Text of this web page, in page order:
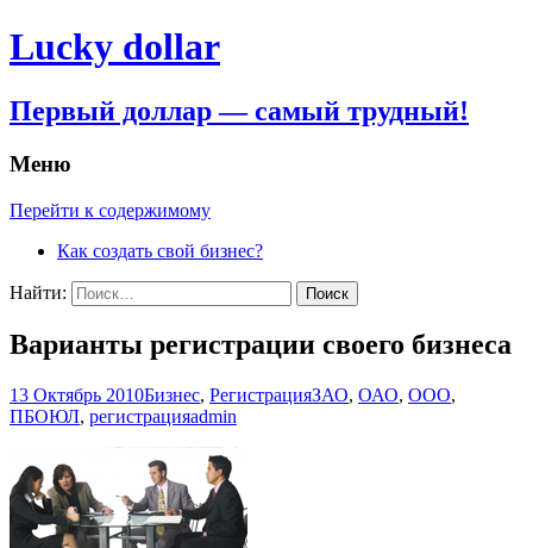
Lucky dollar
Первый доллар — самый трудный!
Меню
Перейти к содержимому
Как создать свой бизнес?
Найти:
Варианты регистрации своего бизнеса
13 Октябрь 2010Бизнес, РегистрацияЗАО, ОАО, ООО,
ПБОЮЛ, регистрацияadmin